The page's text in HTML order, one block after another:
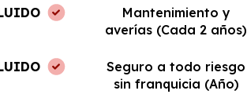
Mantenimiento y
averías (Cada 2 años)
Seguro a todo riesgo
sin franquicia (Año)